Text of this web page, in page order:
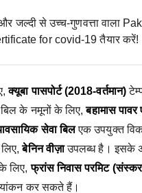
जल्दी से उच्च-गुणवत्ता वाला
for covid-19 तैयार करें!
क्यूबा पासपोर्ट (2018-वर्तमान)
के नमूनों के लिए,बहामास पावर
सेवा बिलएक उपयुक्त
लिए,बेनिन वीज़ाउपलब्ध है। इसके
के लिए,फ्रांस निवास परमिट
कर सकते हैं।